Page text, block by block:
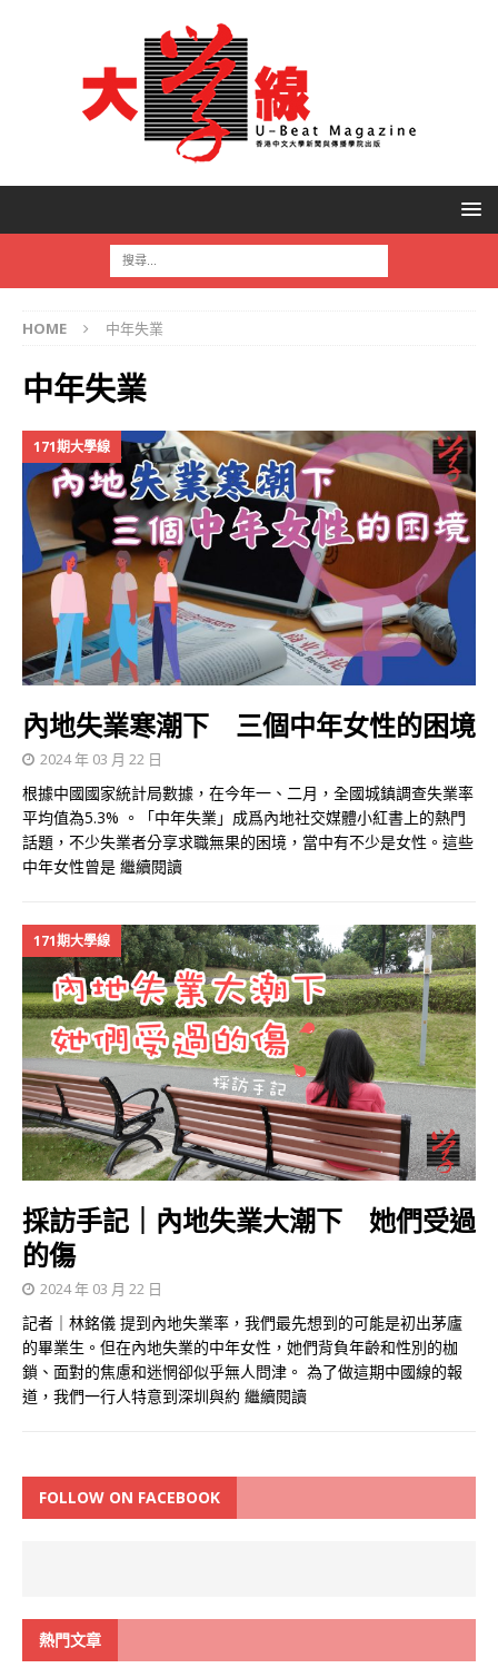
HOME 中年失業
中年失業
171期大學線
內地失業寒潮下 三個中年女性的困境
2024 年 03 月 22 日
根據中國國家統計局數據，在今年一、二月，全國城鎮調查失業率
平均值為5.3% 。「中年失業」成爲內地社交媒體小紅書上的熱門
話題，不少失業者分享求職無果的困境，當中有不少是女性。這些
中年女性曾是 繼續閱讀
171期大學線
採訪手記｜內地失業大潮下 她們受過
的傷
2024 年 03 月 22 日
記者｜林銘儀 提到內地失業率，我們最先想到的可能是初出茅廬
的畢業生。但在內地失業的中年女性，她們背負年齡和性別的枷
鎖、面對的焦慮和迷惘卻似乎無人問津。 為了做這期中國線的報
道，我們一行人特意到深圳與約 繼續閱讀
FOLLOW ON FACEBOOK
熱門文章